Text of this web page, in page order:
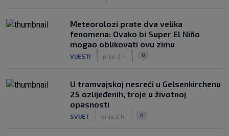
Meteorolozi prate dva velika
fenomena: Ovako bi Super El Niño
mogao oblikovati ovu zimu
VIJESTI prije 2 h 0
U tramvajskoj nesreći u Gelsenkirchenu
25 ozlijeđenih, troje u životnoj
opasnosti
SVIJET prije 2 h 0